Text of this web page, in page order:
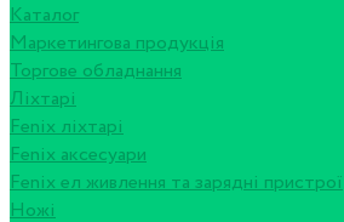
Каталог
Маркетингова продукція
Торгове обладнання
Ліхтарі
Fenix ліхтарі
Fenix аксесуари
Fenix ел живлення та зарядні пристрої
Ножі